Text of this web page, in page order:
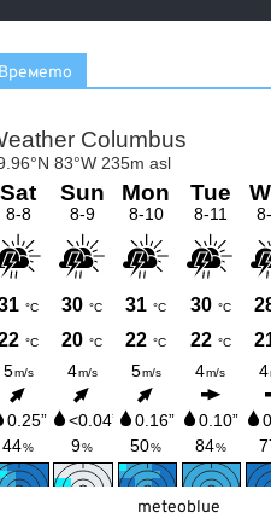
meteoblue